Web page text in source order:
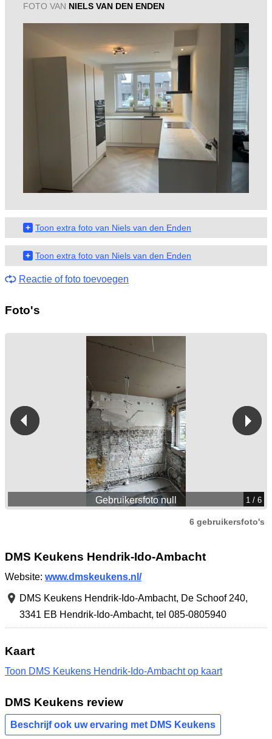
FOTO VAN NIELS VAN DEN ENDEN
+ Toon extra foto van Niels van den Enden
+ Toon extra foto van Niels van den Enden
Reactie of foto toevoegen
Foto's
Gebruikersfoto null 1 / 6
6 gebruikersfoto's
DMS Keukens Hendrik-Ido-Ambacht
Website: www.dmskeukens.nl/
DMS Keukens Hendrik-Ido-Ambacht, De Schoof 240,
3341 EB Hendrik-Ido-Ambacht, tel 085-0805940
Kaart
Toon DMS Keukens Hendrik-Ido-Ambacht op kaart
DMS Keukens review
Beschrijf ook uw ervaring met DMS Keukens